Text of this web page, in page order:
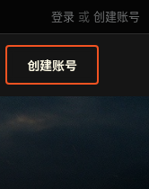
登录 或 创建账号
创建账号